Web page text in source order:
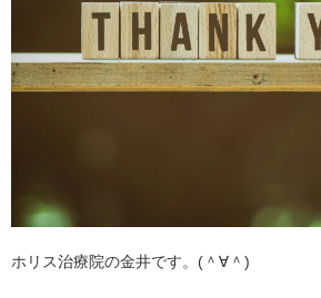
ホリス治療院の金井です。(＾∀＾)